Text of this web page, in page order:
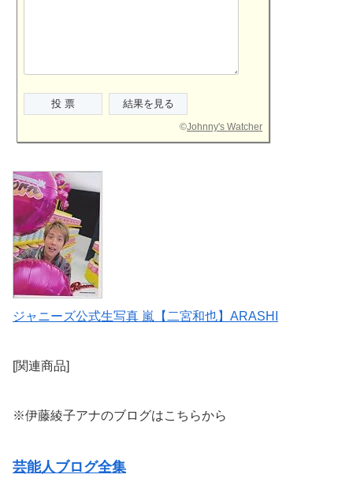
©Johnny's Watcher
ジャニーズ公式生写真 嵐【二宮和也】ARASHI
[関連商品]
※伊藤綾子アナのブログはこちらから
芸能人ブログ全集